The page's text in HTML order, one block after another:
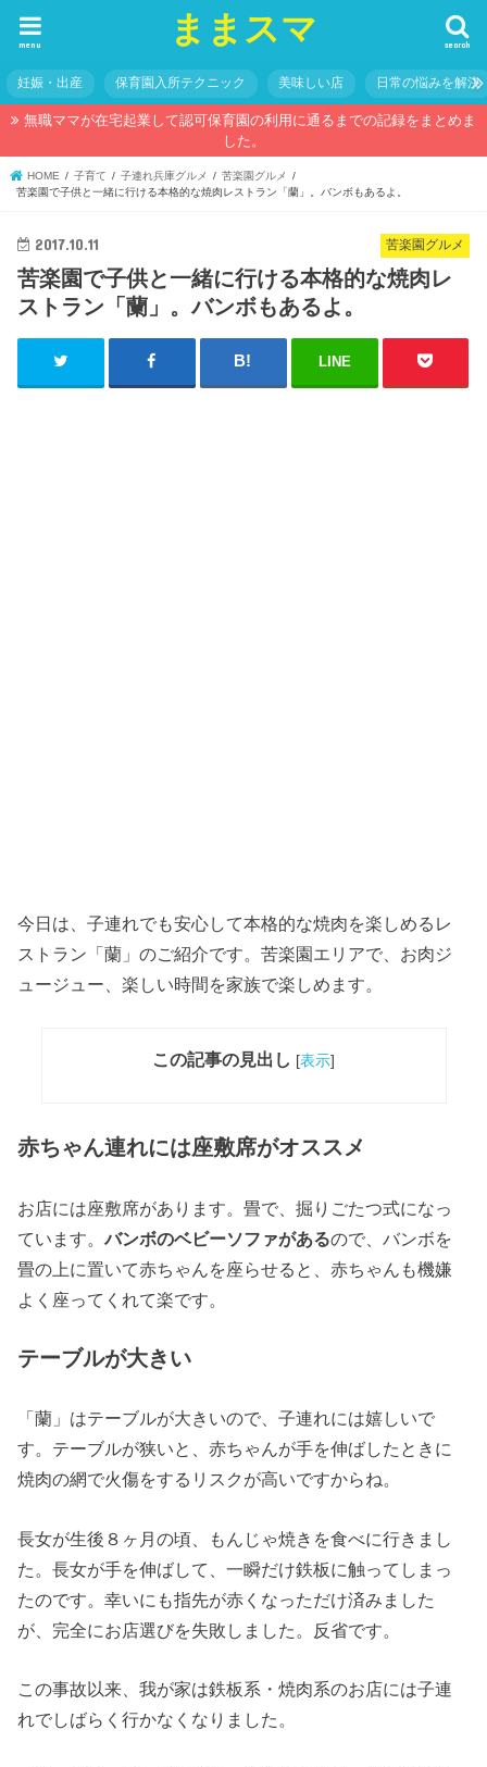
ままスマ search
menu
妊娠・出産 保育園入所テクニック 美味しい店 日常の悩みを解決
無職ママが在宅起業して認可保育園の利用に通るまでの記録をまとめま
した。
HOME 子育て 子連れ兵庫グルメ
苦楽園グルメ
苦楽園で子供と一緒に行ける本格的な焼肉レストラン「蘭」。バンボもあるよ。
苦楽園グルメ
2017.10.11
苦楽園で子供と一緒に行ける本格的な焼肉レ
ストラン「蘭」。バンボもあるよ。
LINE
今日は、子連れでも安心して本格的な焼肉を楽しめるレ
ストラン「蘭」のご紹介です。苦楽園エリアで、お肉ジ
ュージュー、楽しい時間を家族で楽しめます。
この記事の見出し [表示]
赤ちゃん連れには座敷席がオススメ
お店には座敷席があります。畳で、掘りごたつ式になっ
ています。バンボのベビーソファがあるので、バンボを
畳の上に置いて赤ちゃんを座らせると、赤ちゃんも機嫌
よく座ってくれて楽です。
テーブルが大きい
「蘭」はテーブルが大きいので、子連れには嬉しいで
す。テーブルが狭いと、赤ちゃんが手を伸ばしたときに
焼肉の網で火傷をするリスクが高いですからね。
長女が生後８ヶ月の頃、もんじゃ焼きを食べに行きまし
た。長女が手を伸ばして、一瞬だけ鉄板に触ってしまっ
たのです。幸いにも指先が赤くなっただけ済みました
が、完全にお店選びを失敗しました。反省です。
この事故以来、我が家は鉄板系・焼肉系のお店には子連
れでしばらく行かなくなりました。